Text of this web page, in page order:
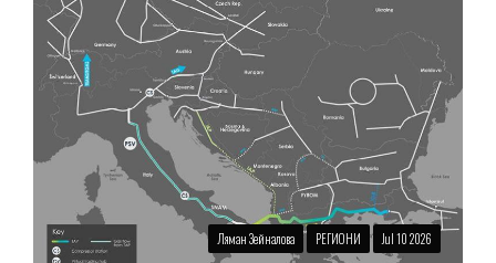
Ляман Зейналова РЕГИОНИ Jul 10 2026